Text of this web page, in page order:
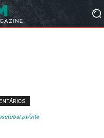
site